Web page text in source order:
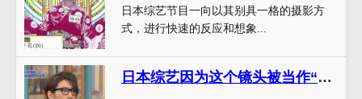
日本综艺节目一向以其别具一格的摄影方
式，进行快速的反应和想象...
日本综艺因为这个镜头被当作“冰壶模拟器”，网友直呼“太神了”